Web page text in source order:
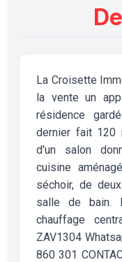
La Croisette
la vente un
résidence
dernier fait 120
d'un salon
cuisine
séchoir, de
salle de bain.
chauffage
ZAV1304
860 301